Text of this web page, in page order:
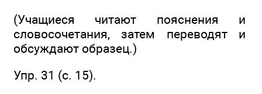
(Учащиеся читают пояснения и
словосочетания, затем переводят и
обсуждают образец.)
Упр. 31 (с. 15).